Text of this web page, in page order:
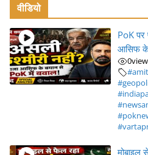
वीडियो
PoK पर
आसिफ के
0